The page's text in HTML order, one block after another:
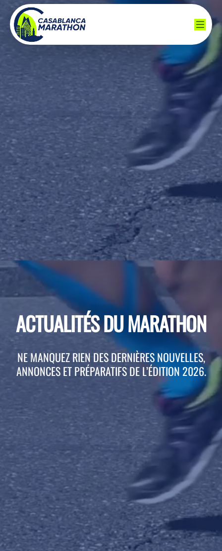
ACTUALITÉS DU MARATHON
NE MANQUEZ RIEN DES DERNIÈRES NOUVELLES,
ANNONCES ET PRÉPARATIFS DE L’ÉDITION 2026.